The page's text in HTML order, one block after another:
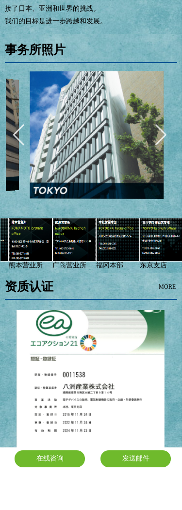
接了日本、亚洲和世界的挑战。
我们的目标是进一步跨越和发展。
事务所照片
福冈本部 东京支店
熊本营业所 广岛营业所
资质认证 MORE
发送邮件
在线咨询 发送邮件
在线咨询